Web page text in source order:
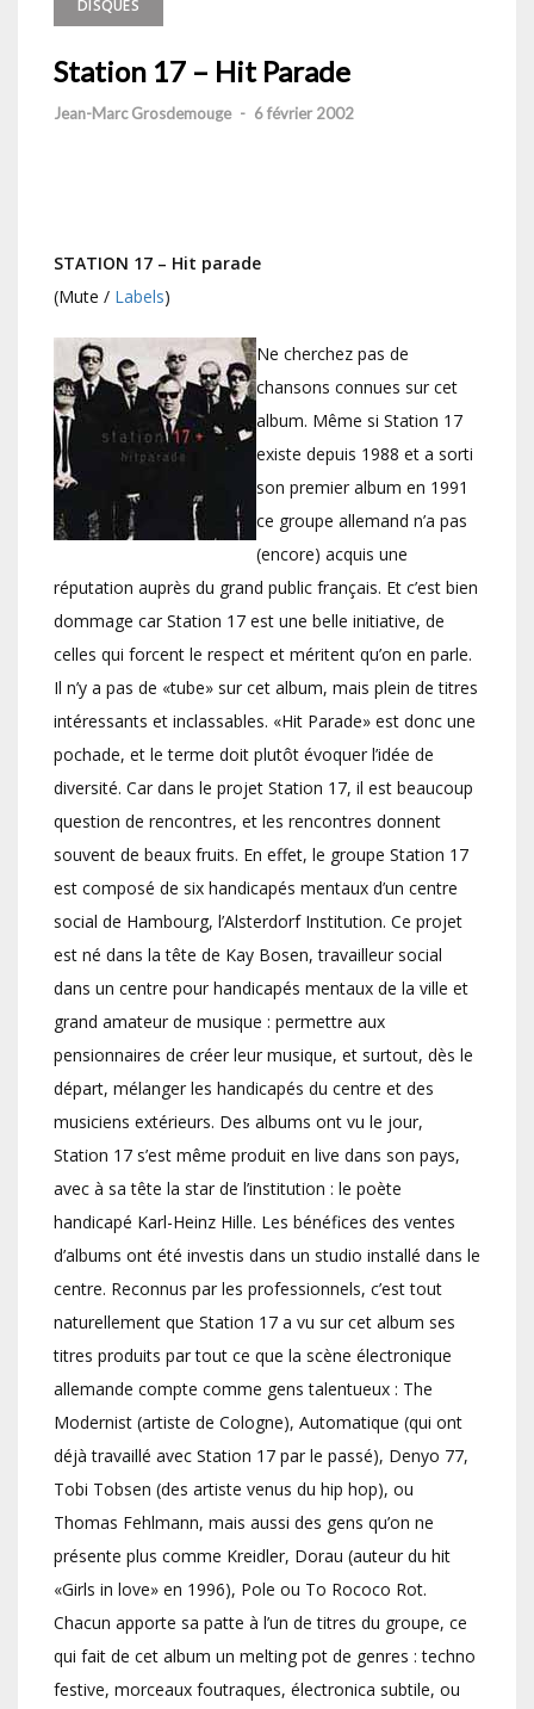
DISQUES
Station 17 – Hit Parade
Jean-Marc Grosdemouge - 6 février 2002
STATION 17 – Hit parade
(Mute / Labels)
Ne cherchez pas de
chansons connues sur cet
album. Même si Station 17
existe depuis 1988 et a sorti
son premier album en 1991
ce groupe allemand n’a pas
(encore) acquis une
réputation auprès du grand public français. Et c’est bien
dommage car Station 17 est une belle initiative, de
celles qui forcent le respect et méritent qu’on en parle.
Il n’y a pas de «tube» sur cet album, mais plein de titres
intéressants et inclassables. «Hit Parade» est donc une
pochade, et le terme doit plutôt évoquer l’idée de
diversité. Car dans le projet Station 17, il est beaucoup
question de rencontres, et les rencontres donnent
souvent de beaux fruits. En effet, le groupe Station 17
est composé de six handicapés mentaux d’un centre
social de Hambourg, l’Alsterdorf Institution. Ce projet
est né dans la tête de Kay Bosen, travailleur social
dans un centre pour handicapés mentaux de la ville et
grand amateur de musique : permettre aux
pensionnaires de créer leur musique, et surtout, dès le
départ, mélanger les handicapés du centre et des
musiciens extérieurs. Des albums ont vu le jour,
Station 17 s’est même produit en live dans son pays,
avec à sa tête la star de l’institution : le poète
handicapé Karl-Heinz Hille. Les bénéfices des ventes
d’albums ont été investis dans un studio installé dans le
centre. Reconnus par les professionnels, c’est tout
naturellement que Station 17 a vu sur cet album ses
titres produits par tout ce que la scène électronique
allemande compte comme gens talentueux : The
Modernist (artiste de Cologne), Automatique (qui ont
déjà travaillé avec Station 17 par le passé), Denyo 77,
Tobi Tobsen (des artiste venus du hip hop), ou
Thomas Fehlmann, mais aussi des gens qu’on ne
présente plus comme Kreidler, Dorau (auteur du hit
«Girls in love» en 1996), Pole ou To Rococo Rot.
Chacun apporte sa patte à l’un de titres du groupe, ce
qui fait de cet album un melting pot de genres : techno
festive, morceaux foutraques, électronica subtile, ou